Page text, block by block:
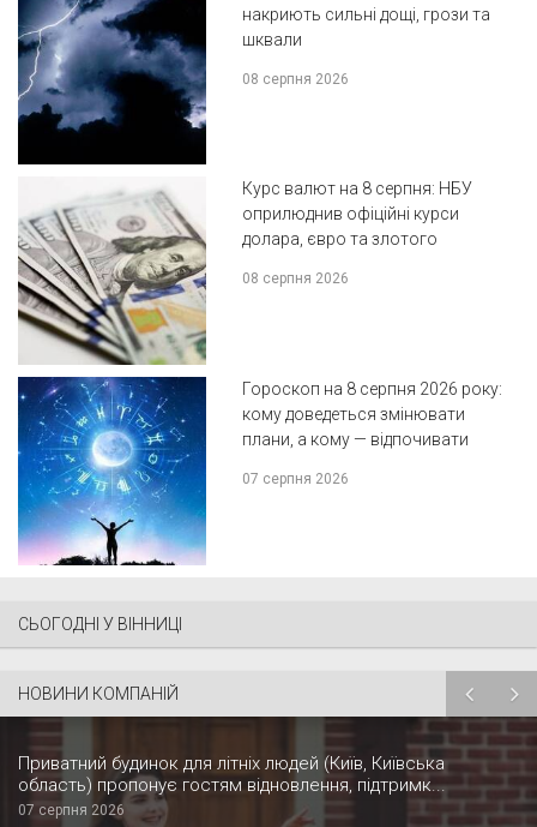
накриють сильні дощі, грози та
шквали
08 серпня 2026
Курс валют на 8 серпня: НБУ
оприлюднив офіційні курси
долара, євро та злотого
08 серпня 2026
Гороскоп на 8 серпня 2026 року:
кому доведеться змінювати
плани, а кому — відпочивати
07 серпня 2026
СЬОГОДНІ У ВІННИЦІ
НОВИНИ КОМПАНІЙ
Приватний будинок для літніх людей (Київ, Київська
область) пропонує гостям відновлення, підтримк...
07 серпня 2026